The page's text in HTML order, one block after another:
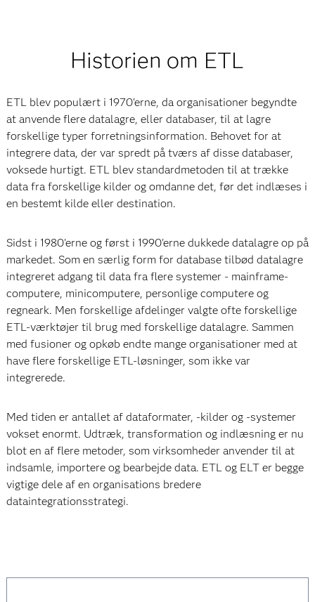
Historien om ETL
ETL blev populært i 1970'erne, da organisationer begyndte
at anvende flere datalagre, eller databaser, til at lagre
forskellige typer forretningsinformation. Behovet for at
integrere data, der var spredt på tværs af disse databaser,
voksede hurtigt. ETL blev standardmetoden til at trække
data fra forskellige kilder og omdanne det, før det indlæses i
en bestemt kilde eller destination.
Sidst i 1980'erne og først i 1990'erne dukkede datalagre op på
markedet. Som en særlig form for database tilbød datalagre
integreret adgang til data fra flere systemer - mainframe-
computere, minicomputere, personlige computere og
regneark. Men forskellige afdelinger valgte ofte forskellige
ETL-værktøjer til brug med forskellige datalagre. Sammen
med fusioner og opkøb endte mange organisationer med at
have flere forskellige ETL-løsninger, som ikke var
integrerede.
Med tiden er antallet af dataformater, -kilder og -systemer
vokset enormt. Udtræk, transformation og indlæsning er nu
blot en af flere metoder, som virksomheder anvender til at
indsamle, importere og bearbejde data. ETL og ELT er begge
vigtige dele af en organisations bredere
dataintegrationsstrategi.